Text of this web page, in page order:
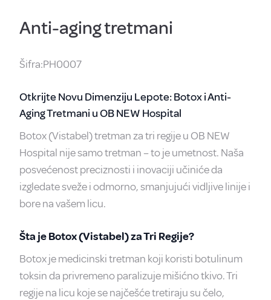
Anti-aging tretmani
Šifra:PH0007
Otkrijte Novu Dimenziju Lepote: Botox i Anti-
Aging Tretmani u OB NEW Hospital
Botox (Vistabel) tretman za tri regije u OB NEW
Hospital nije samo tretman – to je umetnost. Naša
posvećenost preciznosti i inovaciji učiniće da
izgledate sveže i odmorno, smanjujući vidljive linije i
bore na vašem licu.
Šta je Botox (Vistabel) za Tri Regije?
Botox je medicinski tretman koji koristi botulinum
toksin da privremeno paralizuje mišićno tkivo. Tri
regije na licu koje se najčešće tretiraju su čelo,